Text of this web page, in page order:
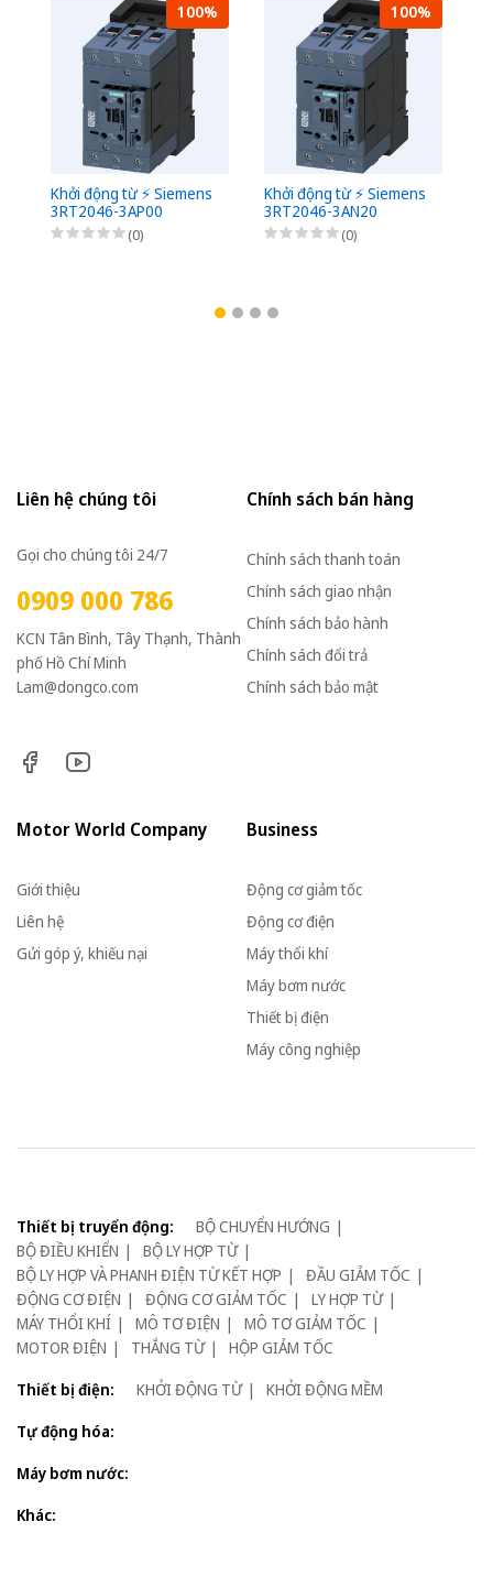
100%
Khởi động từ ⚡️ Siemens
3RT2046-3AP00
(0)
100%
Khởi động từ ⚡️ Siemens
3RT2046-3AN20
(0)
Liên hệ chúng tôi
Gọi cho chúng tôi 24/7
0909 000 786
KCN Tân Bình, Tây Thạnh, Thành
phố Hồ Chí Minh
Lam@dongco.com
Chính sách bán hàng
Chính sách thanh toán
Chính sách giao nhận
Chính sách bảo hành
Chính sách đổi trả
Chính sách bảo mật
Motor World Company
Giới thiệu
Liên hệ
Gửi góp ý, khiếu nại
Business
Động cơ giảm tốc
Động cơ điện
Máy thổi khí
Máy bơm nước
Thiết bị điện
Máy công nghiệp
Thiết bị truyển động:
BỘ CHUYỂN HƯỚNG
BỘ ĐIỀU KHIỂN
BỘ LY HỢP TỪ
BỘ LY HỢP VÀ PHANH ĐIỆN TỪ KẾT HỢP
ĐẦU GIẢM TỐC
ĐỘNG CƠ ĐIỆN
ĐỘNG CƠ GIẢM TỐC
LY HỢP TỪ
MÁY THỔI KHÍ
MÔ TƠ ĐIỆN
MÔ TƠ GIẢM TỐC
MOTOR ĐIỆN
THẮNG TỪ
HỘP GIẢM TỐC
Thiết bị điện:
KHỞI ĐỘNG TỪ
KHỞI ĐỘNG MỀM
Tự động hóa:
Máy bơm nước:
Khác: